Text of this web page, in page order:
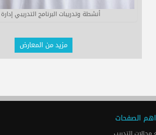
أنشطة وتدريبات البرنامج التدريبي
مزيد من المعارض
اهم الصفحات